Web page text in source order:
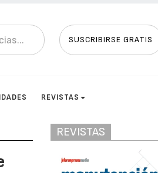
SUSCRIBIRSE GRATIS
REVISTAS
REVISTAS